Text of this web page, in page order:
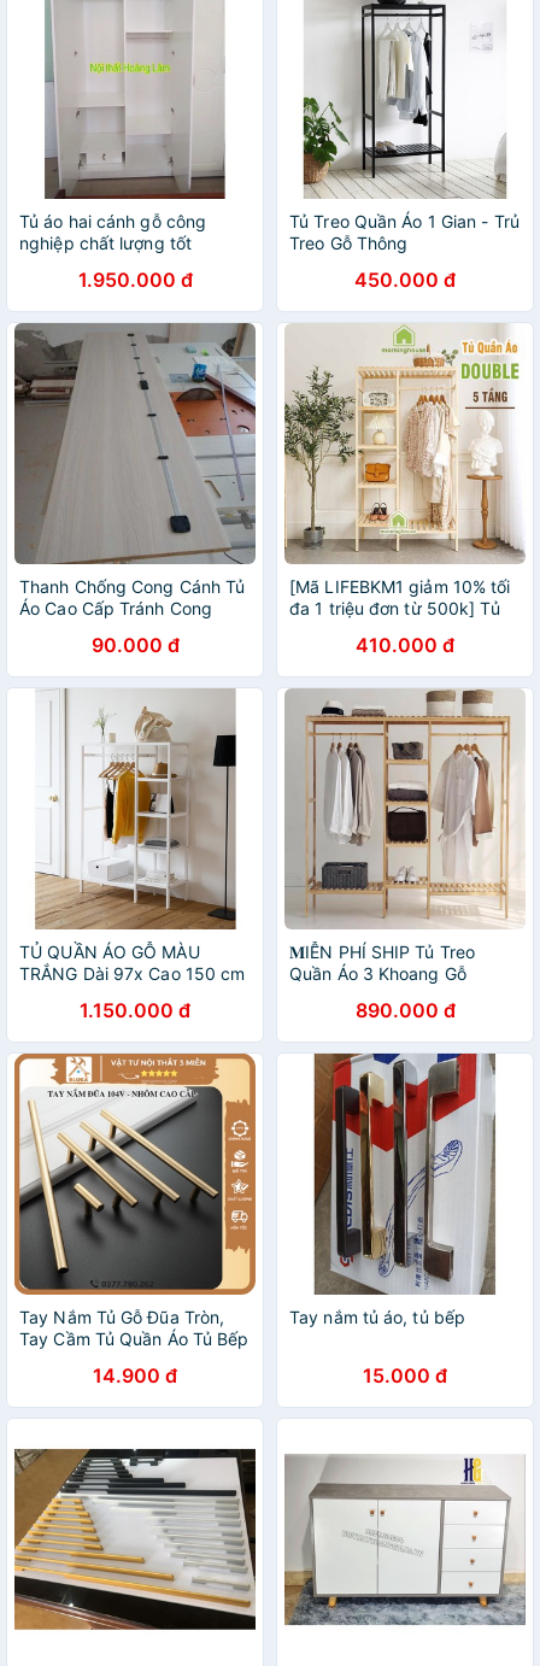
Tủ áo hai cánh gỗ công
nghiệp chất lượng tốt
1.950.000 đ
Tủ Treo Quần Áo 1 Gian - Trủ
Treo Gỗ Thông
450.000 đ
Thanh Chống Cong Cánh Tủ
Áo Cao Cấp Tránh Cong
Phụ kiện định hình và làm
phẳng gỗ
90.000 đ
[Mã LIFEBKM1 giảm 10% tối
đa 1 triệu đơn từ 500k] Tủ
House 87x150 cm. Tủ Quần
Áo Gỗ Lắp Ráp
410.000 đ
TỦ QUẦN ÁO GỖ MÀU
TRẮNG Dài 97x Cao 150 cm
1.150.000 đ
𝐌IỄN PHÍ SHIP Tủ Treo
Quần Áo 3 Khoang Gỗ
890.000 đ
Tay Nắm Tủ Gỗ Đũa Tròn,
Tay Cầm Tủ Quần Áo Tủ Bếp
14.900 đ
Tay nắm tủ áo, tủ bếp
15.000 đ